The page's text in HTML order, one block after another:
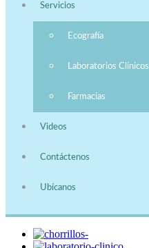
Servicios
Ecografía
Laboratorios Clínicos
Farmacias
Videos
Contáctenos
Ubícanos